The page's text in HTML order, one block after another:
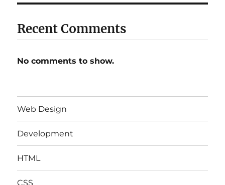
Recent Comments
No comments to show.
Web Design
Development
HTML
CSS